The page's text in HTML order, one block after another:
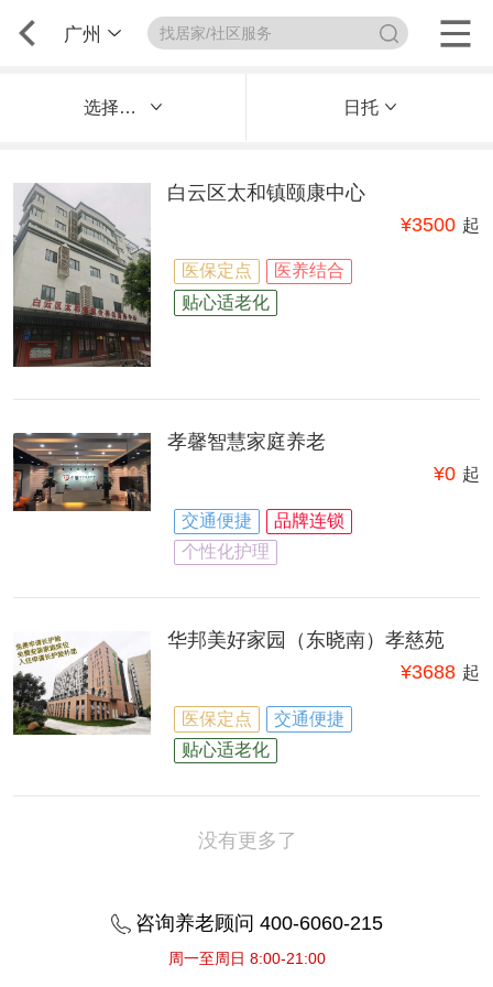
广州
选择区域 日托
白云区太和镇颐康中心
医保定点
医养结合
贴心适老化
¥3500 起
孝馨智慧家庭养老
交通便捷
品牌连锁
个性化护理
¥0 起
华邦美好家园（东晓南）孝慈苑
医保定点
交通便捷
贴心适老化
¥3688 起
没有更多了
咨询养老顾问 400-6060-215
周一至周日 8:00-21:00